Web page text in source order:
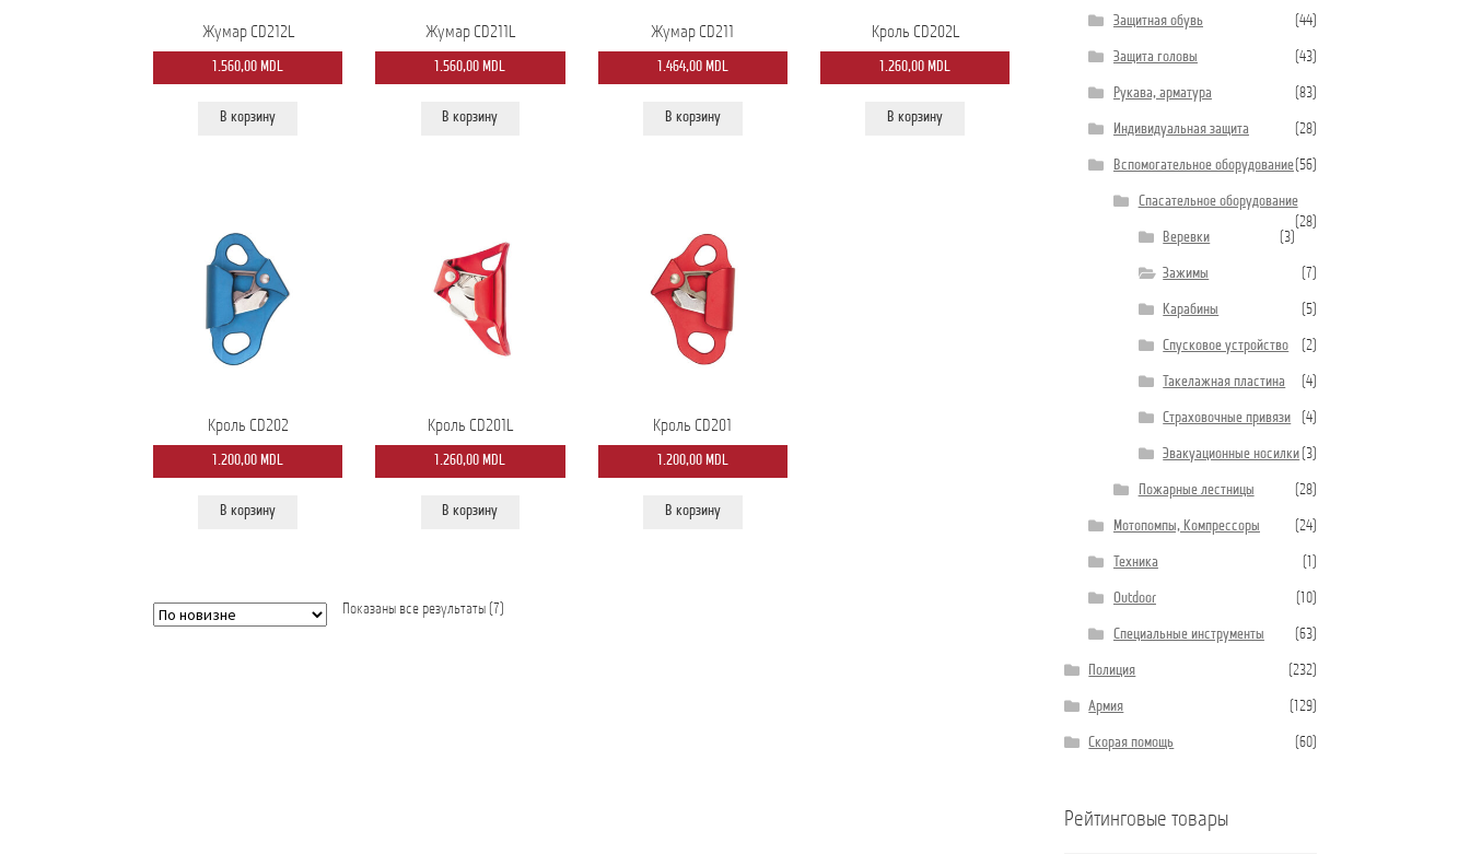
Жумар CD212L
1.560,00 MDL
В корзину
Жумар CD211L
1.560,00 MDL
В корзину
Жумар CD211
1.464,00 MDL
В корзину
Кроль CD202L
1.260,00 MDL
В корзину
Кроль CD202
1.200,00 MDL
В корзину
Кроль CD201L
1.260,00 MDL
В корзину
Кроль CD201
1.200,00 MDL
В корзину
Показаны все результаты (7)
Защитная обувь (44)
Защита головы (43)
Рукава, арматура (83)
Индивидуальная защита (28)
Вспомогательное оборудование (56)
Спасательное оборудование
(28)
Веревки
(3)
Зажимы (7)
Карабины (5)
Спусковое устройство (2)
Такелажная пластина (4)
Страховочные привязи (4)
Эвакуационные носилки (3)
Пожарные лестницы (28)
Мотопомпы, Компрессоры (24)
Техника
Outdoor (10)
Специальные инструменты (63)
Полиция (232)
Армия (129)
Скорая помощь (60)
Рейтинговые товары